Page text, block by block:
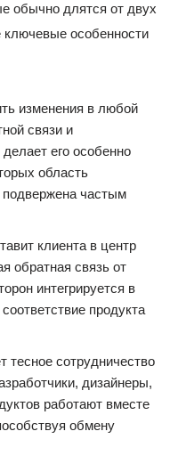
обычно длятся от двух
особенности
изменения в любой
связи и
его особенно
область
подвержена частым
клиента в центр
обратная связь от
интегрируется в
продукта
тесное сотрудничество
дизайнеры,
работают вместе
обмену